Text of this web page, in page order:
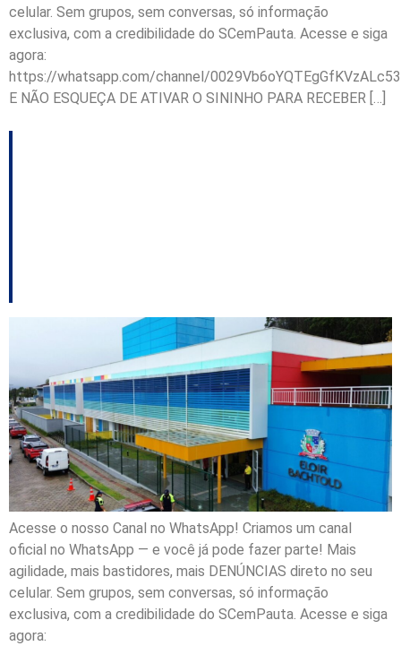
celular. Sem grupos, sem conversas, só informação
exclusiva, com a credibilidade do SCemPauta. Acesse e siga
agora:
https://whatsapp.com/channel/
E NÃO ESQUEÇA DE ATIVAR O SININHO PARA RECEBER […]
Acesse o nosso Canal no WhatsApp! Criamos um canal
oficial no WhatsApp — e você já pode fazer parte! Mais
agilidade, mais bastidores, mais DENÚNCIAS direto no seu
celular. Sem grupos, sem conversas, só informação
exclusiva, com a credibilidade do SCemPauta. Acesse e siga
agora: